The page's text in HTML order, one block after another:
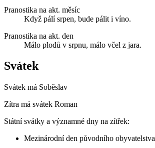
Pranostika na akt. měsíc
Když pálí srpen, bude pálit i víno.
Pranostika na akt. den
Málo plodů v srpnu, málo včel z jara.
Svátek
Svátek má Soběslav
Zítra má svátek Roman
Státní svátky a významné dny na zítřek:
Mezinárodní den původního obyvatelstva